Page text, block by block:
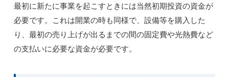
最初に新たに事業を起こすときには当然初期投資の資金が
必要です。これは開業の時も同様で、設備等を購入した
り、最初の売り上げが出るまでの間の固定費や光熱費など
の支払いに必要な資金が必要です。